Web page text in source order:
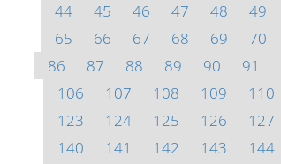
44
45 46 47 48 49
65
66 67 68 69 70
86
87 88 89 90 91
106
107 108 109 110
123
124 125 126 127
140
141 142 143 144